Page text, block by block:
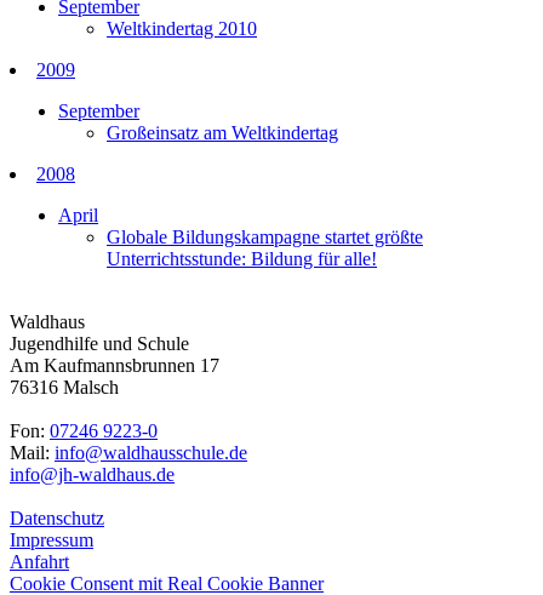
September
Weltkindertag 2010
2009
September
Großeinsatz am Weltkindertag
2008
April
Globale Bildungskampagne startet größte
Unterrichtsstunde: Bildung für alle!
Waldhaus
Jugendhilfe und Schule
Am Kaufmannsbrunnen 17
76316 Malsch
Fon: 07246 9223-0
Mail: info@waldhausschule.de
info@jh-waldhaus.de
Datenschutz
Impressum
Anfahrt
Cookie Consent mit Real Cookie Banner